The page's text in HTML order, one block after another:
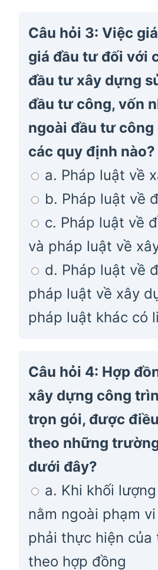
Câu hỏi 3: Việc
giá đầu tư đối với
đầu tư xây dựng
đầu tư công, vốn
ngoài đầu tư công
các quy định nào?
a. Pháp luật về
b. Pháp luật về
c. Pháp luật về
và pháp luật về
d. Pháp luật về
pháp luật về xây
pháp luật khác có
Câu hỏi 4: Hợp
xây dựng công
trọn gói, được
theo những
dưới đây?
a. Khi khối
nằm ngoài phạm
phải thực hiện của
theo hợp đồng